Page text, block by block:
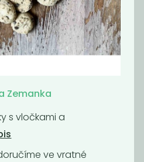
Lékořice sekaná
309Kč/ Kg
Oblíbené
Zemanka
s vločkami a
ve vratné